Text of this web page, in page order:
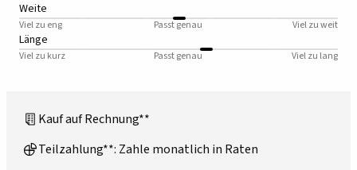
Weite
Viel zu eng Passt genau Viel zu weit
Länge
Viel zu kurz Passt genau Viel zu lang
Kauf auf Rechnung**
Teilzahlung**: Zahle monatlich in Raten